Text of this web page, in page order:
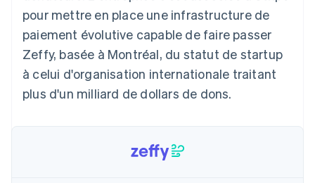
associés
Plus
Product roadmap
Découvrez les prochaines évolutions
Prévention de la fraude
Constitution de start-up
Médias et
divertissements
Organisations à but
non lucratif
Services aux
entreprises
Secteur public
Commerce en ligne
Écosystème
Exemples de code
Blog des développeurs
État de l'API
Devenir partenaire
pour mettre en place une infrastructure de
paiement évolutive capable de faire passer
Zeffy, basée à Montréal, du statut de startup
à celui d'organisation internationale traitant
plus d'un milliard de dollars de dons.